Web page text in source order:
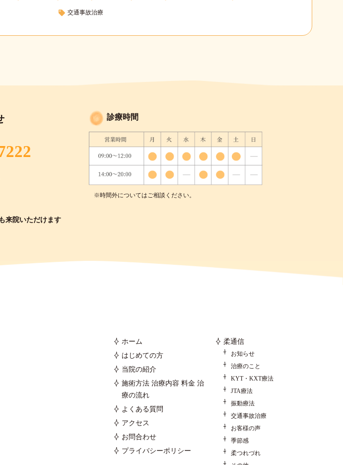
交通事故治療
来院いただけます
診療時間
※時間外についてはご相談ください。
ホーム
はじめての方
当院の紹介
施術方法 治療内容 料金 治
療の流れ
よくある質問
アクセス
お問合わせ
プライバシーポリシー
柔通信
お知らせ
治療のこと
KYT・KXT療法
JTA療法
振動療法
交通事故治療
お客様の声
季節感
柔つれづれ